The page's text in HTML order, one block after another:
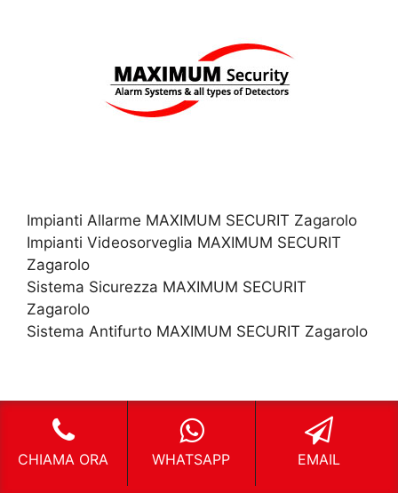
Impianti Allarme MAXIMUM SECURIT Zagarolo
Impianti Videosorveglia MAXIMUM SECURIT
Zagarolo
Sistema Sicurezza MAXIMUM SECURIT
Zagarolo
Sistema Antifurto MAXIMUM SECURIT Zagarolo
CHIAMA ORA WHATSAPP EMAIL